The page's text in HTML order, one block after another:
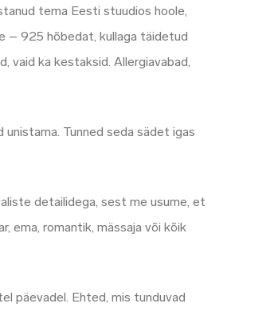
tema Eesti stuudios hoole,
– 925 hõbedat, kullaga täidetud
vaid ka kestaksid. Allergiavabad,
unistama. Tunned seda sädet igas
detailidega, sest me usume, et
ema, romantik, mässaja või kõik
päevadel. Ehted, mis tunduvad